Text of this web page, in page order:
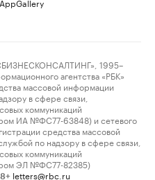
AppGallery
1995–
агентства «РБК»
массовой информации
в сфере связи,
коммуникаций
ИА №ФС77-63848) и сетевого
средства массовой
по надзору в сфере связи,
коммуникаций
ЭЛ №ФС77-82385)
letters@rbc.ru